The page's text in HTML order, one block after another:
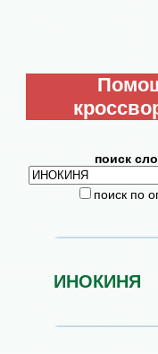
поиск
поиск по
ИНОКИНЯ